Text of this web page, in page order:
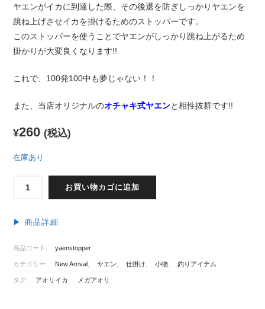
ヤエンがイカに到達した際、その後退を防ぎしっかりヤエンを
跳ね上げさせイカを掛けるためのストッパーです。
このストッパーを使うことでヤエンがしっかり跳ね上がるため
掛かりが大変良くなります!!
これで、100発100中も夢じゃない！！
また、当店オリジナルのオチャキ式ヤエンと相性抜群です!!
¥260 (税込)
在庫あり
チ
ク
ヤ
エ
お買い物カゴに追加
▶︎ 商品詳細
商品コード: yaenstopper
カテゴリー: New Arrival ヤエン 仕掛け 小物 釣りアイテム
タグ: アオリイカ メガアオリ